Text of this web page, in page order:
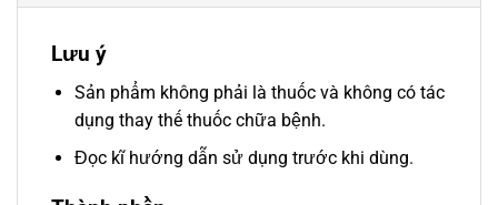
Lưu ý
Sản phẩm không phải là thuốc và không có tác
dụng thay thế thuốc chữa bệnh.
Đọc kĩ hướng dẫn sử dụng trước khi dùng.